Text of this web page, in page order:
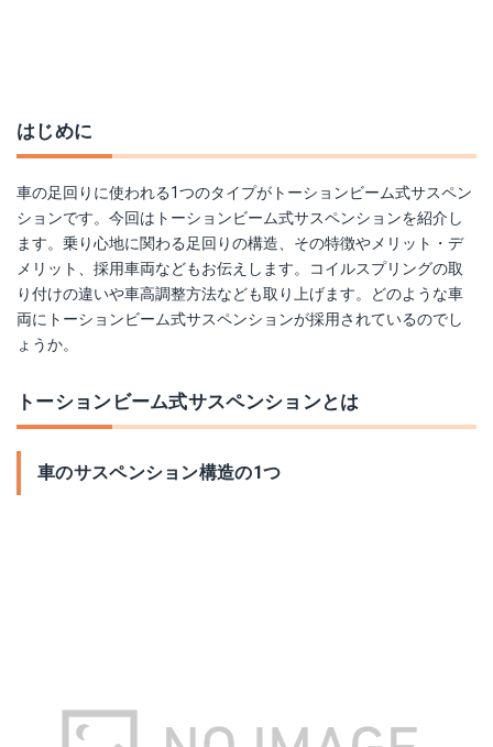
はじめに
車の足回りに使われる1つのタイプがトーションビーム式サスペン
ションです。今回はトーションビーム式サスペンションを紹介し
ます。乗り心地に関わる足回りの構造、その特徴やメリット・デ
メリット、採用車両などもお伝えします。コイルスプリングの取
り付けの違いや車高調整方法なども取り上げます。どのような車
両にトーションビーム式サスペンションが採用されているのでし
ょうか。
トーションビーム式サスペンションとは
車のサスペンション構造の1つ